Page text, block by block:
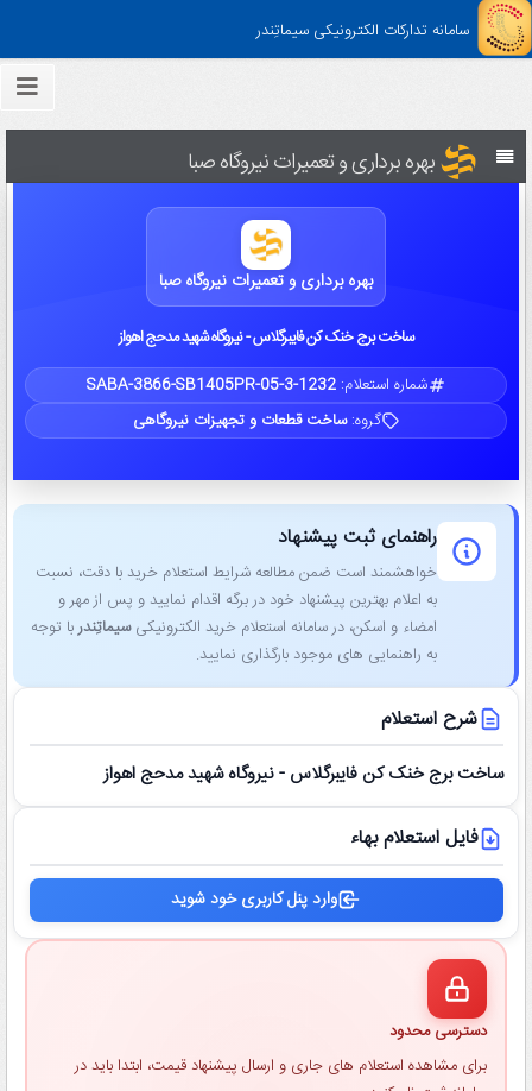
سامانه تدارکات الکترونیکی سیماتِندر
بهره برداری و تعمیرات نیروگاه صبا
بهره برداری و تعمیرات نیروگاه صبا
ساخت برج خنک کن فایبرگلاس - نیروگاه شهید مدحج اهواز
شماره استعلام:SABA-3866-SB1405PR-05-3-1232
گروه:ساخت قطعات و تجهیزات نیروگاهی
راهنمای ثبت پیشنهاد
خواهشمند است ضمن مطالعه شرایط استعلام خرید با دقت، نسبت
به اعلام بهترین پیشنهاد خود در برگه اقدام نمایید و پس از مهر و
امضاء و اسکن، در سامانه استعلام خرید الکترونیکیسیماتِندربا توجه
به راهنمایی ‌های موجود بارگذاری نمایید.
شرح استعلام
ساخت برج خنک کن فایبرگلاس - نیروگاه شهید مدحج اهواز
فایل استعلام بهاء
وارد پنل کاربری خود شوید
دسترسی محدود
برای مشاهده استعلام ‌های جاری و ارسال پیشنهاد قیمت، ابتدا باید در